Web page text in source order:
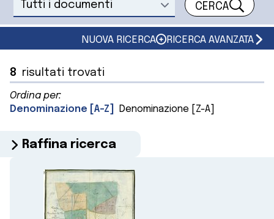
Seleziona un documento CERCA
NUOVA RICERCA RICERCA AVANZATA
8 risultati trovati
Ordina per:
Denominazione [A-Z]
Denominazione [Z-A]
Raffina ricerca